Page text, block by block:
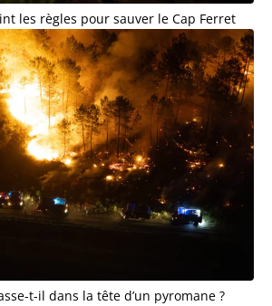
les règles pour sauver le Cap Ferret
t-il dans la tête d’un pyromane ?